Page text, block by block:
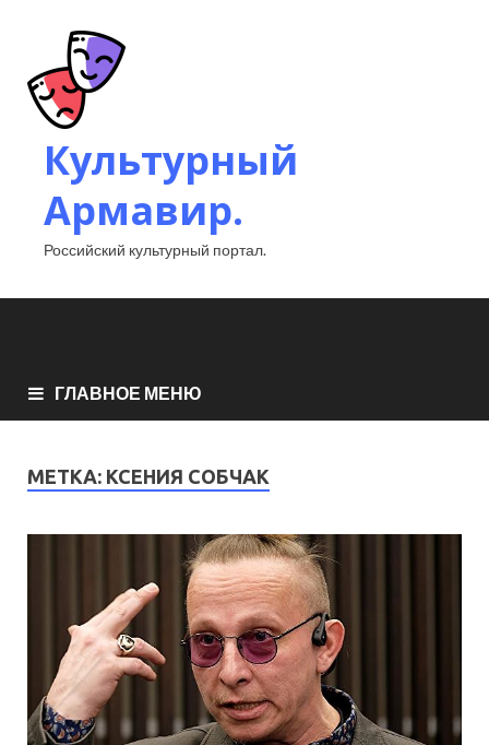
Культурный
Армавир.
Российский культурный портал.
ГЛАВНОЕ МЕНЮ
МЕТКА: КСЕНИЯ СОБЧАК